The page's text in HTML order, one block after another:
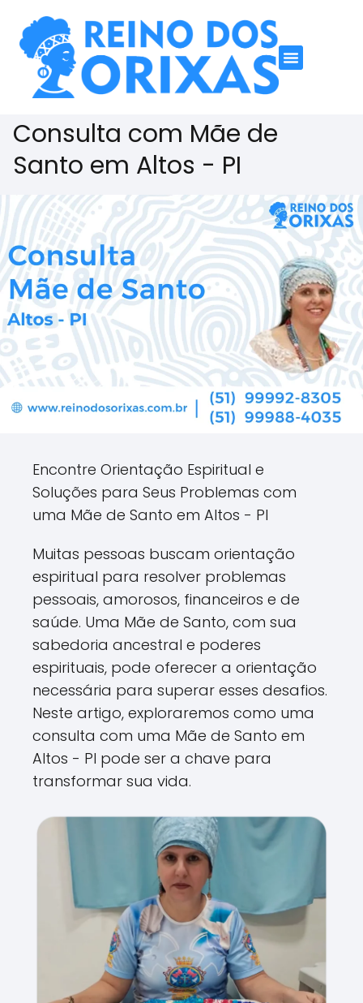
Consulta com Mãe de
Santo em Altos - PI
Encontre Orientação Espiritual e
Soluções para Seus Problemas com
uma Mãe de Santo em Altos - PI
Muitas pessoas buscam orientação
espiritual para resolver problemas
pessoais, amorosos, financeiros e de
saúde. Uma Mãe de Santo, com sua
sabedoria ancestral e poderes
espirituais, pode oferecer a orientação
necessária para superar esses desafios.
Neste artigo, exploraremos como uma
consulta com uma Mãe de Santo em
Altos - PI pode ser a chave para
transformar sua vida.